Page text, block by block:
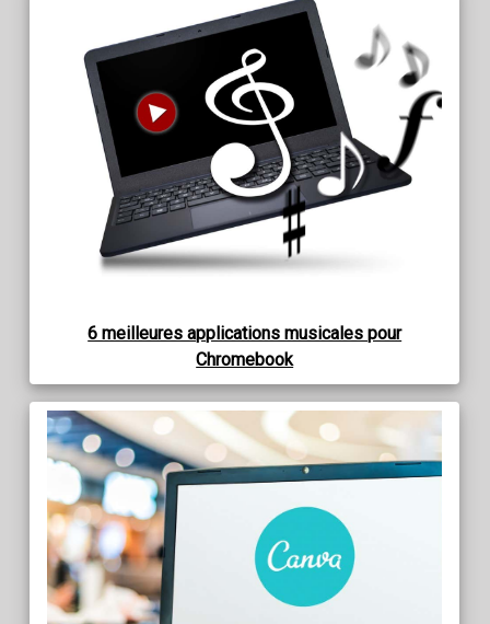
6 meilleures applications musicales pour
Chromebook